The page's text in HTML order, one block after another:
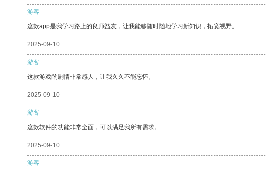
游客
这款app是我学习路上的良师益友，让我能够随时随地学习新知识，拓宽视野。
2025-09-10
游客
这款游戏的剧情非常感人，让我久久不能忘怀。
2025-09-10
游客
这款软件的功能非常全面，可以满足我所有需求。
2025-09-10
游客